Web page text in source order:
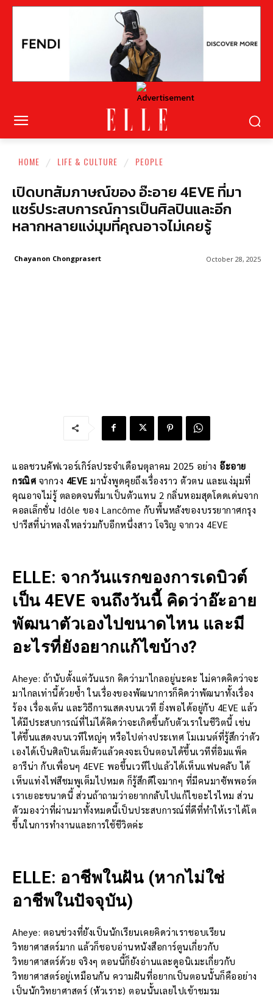
HOME LIFE & CULTURE PEOPLE
เปิดบทสัมภาษณ์ของ อ๊ะอาย 4EVE ที่มา
แชร์ประสบการณ์การเป็นศิลปินและอีก
หลากหลายแง่มุมที่คุณอาจไม่เคยรู้
October 28, 2025
Chayanon Chongprasert
แอลชวนคัฟเวอร์เกิร์ลประจำเดือนตุลาคม 2025 อย่าง อ๊ะอาย
กรณิศ จากวง 4EVE มานั่งพูดคุยถึงเรื่องราว ตัวตน และแง่มุมที่
คุณอาจไม่รู้ ตลอดจนที่มาเป็นตัวแทน 2 กลิ่นหอมสุดโดดเด่นจาก
คอลเล็กชั่น Idôle ของ Lancôme กับพื้นหลังของบรรยากาศกรุง
ปารีสที่น่าหลงใหลร่วมกับอีกหนึ่งสาว โจริญ จากวง 4EVE
ELLE: จากวันแรกของการเดบิวต์
เป็น 4EVE จนถึงวันนี้ คิดว่าอ๊ะอาย
พัฒนาตัวเองไปขนาดไหน และมี
อะไรที่ยังอยากแก้ไขบ้าง?
Aheye: ถ้านับตั้งแต่วันแรก คิดว่ามาไกลอยู่นะคะ ไม่คาดคิดว่าจะ
มาไกลเท่านี้ด้วยซ้ำ ในเรื่องของพัฒนาการก็คิดว่าพัฒนาทั้งเรื่อง
ร้อง เรื่องเต้น และวิธีการแสดงบนเวที ยิ่งพอได้อยู่กับ 4EVE แล้ว
ได้มีประสบการณ์ที่ไม่ได้คิดว่าจะเกิดขึ้นกับตัวเราในชีวิตนี้ เช่น
ได้ขึ้นแสดงบนเวทีใหญ่ๆ หรือไปต่างประเทศ โมเมนต์ที่รู้สึกว่าตัว
เองได้เป็นศิลปินเต็มตัวแล้วคงจะเป็นตอนได้ขึ้นเวทีที่อิมแพ็ค
อารีน่า กับเพื่อนๆ 4EVE พอขึ้นเวทีไปแล้วได้เห็นแฟนคลับ ได้
เห็นแท่งไฟสีชมพูเต็มไปหมด ก็รู้สึกดีใจมากๆ ที่มีคนมาซัพพอร์ต
เราเยอะขนาดนี้ ส่วนถ้าถามว่าอยากกลับไปแก้ไขอะไรไหม ส่วน
ตัวมองว่าที่ผ่านมาทั้งหมดนี้เป็นประสบการณ์ที่ดีที่ทำให้เราได้โต
ขึ้นในการทำงานและการใช้ชีวิตค่ะ
ELLE: อาชีพในฝัน (หากไม่ใช่
อาชีพในปัจจุบัน)
Aheye: ตอนช่วงที่ยังเป็นนักเรียนเคยคิดว่าเราชอบเรียน
วิทยาศาสตร์มาก แล้วก็ชอบอ่านหนังสือการ์ตูนเกี่ยวกับ
วิทยาศาสตร์ด้วย จริงๆ ตอนนี้ก็ยังอ่านและดูอนิเมะเกี่ยวกับ
วิทยาศาสตร์อยู่เหมือนกัน ความฝันที่อยากเป็นตอนนั้นก็คืออย่าง
เป็นนักวิทยาศาสตร์ (หัวเราะ) ตอนนั้นเลยไปเข้าชมรม